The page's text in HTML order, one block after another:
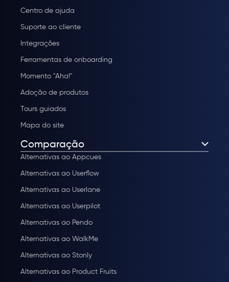
Centro de ajuda
Suporte ao cliente
Integrações
Ferramentas de onboarding
Momento "Aha!"
Adoção de produtos
Tours guiados
Mapa do site
Comparação
Alternativas ao Appcues
Alternativas ao Userflow
Alternativas ao Userlane
Alternativas ao Userpilot
Alternativas ao Pendo
Alternativas ao WalkMe
Alternativas ao Stonly
Alternativas ao Product Fruits